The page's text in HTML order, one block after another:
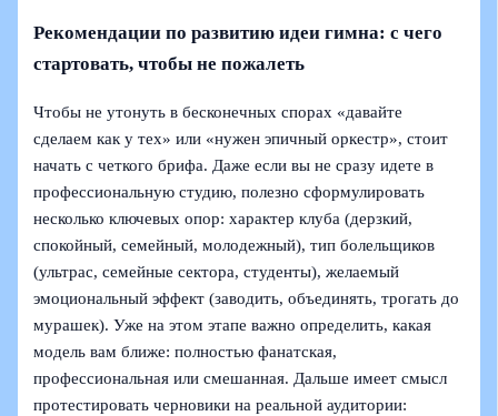
Рекомендации по развитию идеи гимна: с чего
стартовать, чтобы не пожалеть
Чтобы не утонуть в бесконечных спорах «давайте
сделаем как у тех» или «нужен эпичный оркестр», стоит
начать с четкого брифа. Даже если вы не сразу идете в
профессиональную студию, полезно сформулировать
несколько ключевых опор: характер клуба (дерзкий,
спокойный, семейный, молодежный), тип болельщиков
(ультрас, семейные сектора, студенты), желаемый
эмоциональный эффект (заводить, объединять, трогать до
мурашек). Уже на этом этапе важно определить, какая
модель вам ближе: полностью фанатская,
профессиональная или смешанная. Дальше имеет смысл
протестировать черновики на реальной аудитории: